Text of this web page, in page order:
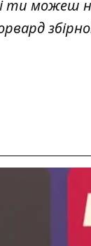
ти можеш